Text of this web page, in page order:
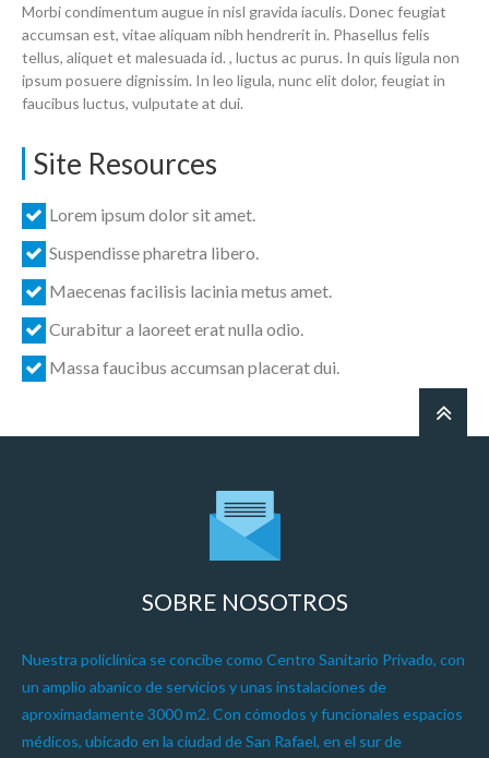
Morbi condimentum augue in nisl gravida iaculis. Donec feugiat
accumsan est, vitae aliquam nibh hendrerit in. Phasellus felis
tellus, aliquet et malesuada id. , luctus ac purus. In quis ligula non
ipsum posuere dignissim. In leo ligula, nunc elit dolor, feugiat in
faucibus luctus, vulputate at dui.
Site Resources
Lorem ipsum dolor sit amet.
Suspendisse pharetra libero.
Maecenas facilisis lacinia metus amet.
Curabitur a laoreet erat nulla odio.
Massa faucibus accumsan placerat dui.
SOBRE NOSOTROS
Nuestra policlínica se concibe como Centro Sanitario Privado, con
un amplio abanico de servicios y unas instalaciones de
aproximadamente 3000 m2. Con cómodos y funcionales espacios
médicos, ubicado en la ciudad de San Rafael, en el sur de